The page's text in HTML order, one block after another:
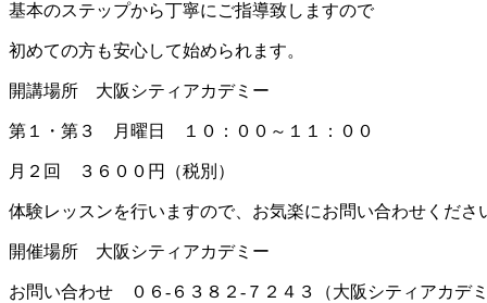
基本のステップから丁寧にご指導致しますので
初めての方も安心して始められます。
開講場所 大阪シティアカデミー
第１・第３ 月曜日 １０：００～１１：００
月２回 ３６００円（税別）
体験レッスンを行いますので、お気楽にお問い合わせくださ
開催場所 大阪シティアカデミー
お問い合わせ ０６-６３８２-７２４３（大阪シティアカデミ